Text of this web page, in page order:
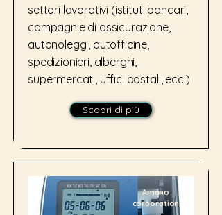
settori lavorativi (istituti bancari,
compagnie di assicurazione,
autonoleggi, autofficine,
spedizionieri, alberghi,
supermercati, uffici postali, ecc.)
Scopri di più
Amano
corporation